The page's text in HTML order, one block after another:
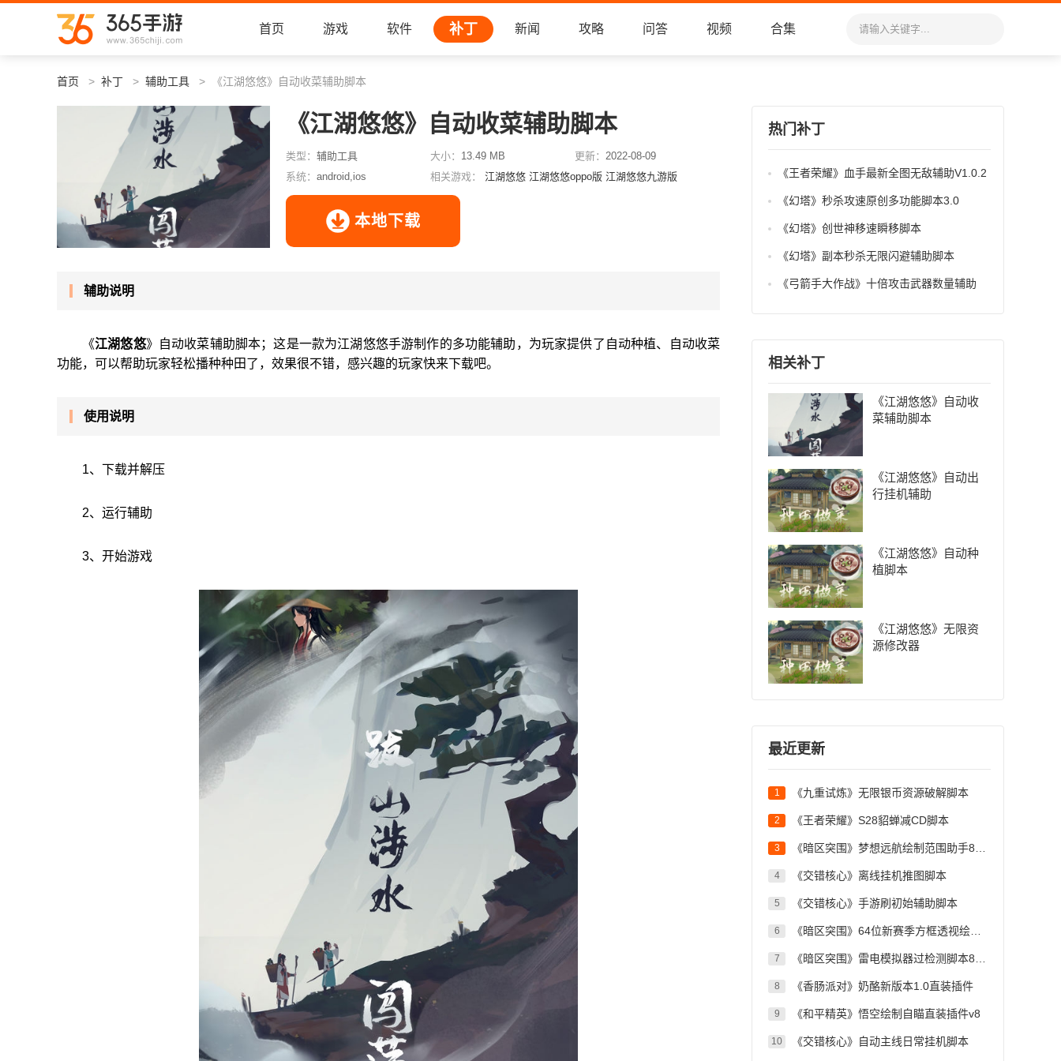
首页 游戏 软件 补丁 新闻 攻略 问答 视频 合集
首页 补丁 辅助工具 《江湖悠悠》自动收菜辅助脚本
《江湖悠悠》自动收菜辅助脚本
类型： 辅助工具 大小： 13.49 MB 更新： 2022-08-09
系统： android,ios 相关游戏： 江湖悠悠 江湖悠悠oppo版 江湖悠悠九游版
本地下载
辅助说明
《江湖悠悠》自动收菜辅助脚本；这是一款为江湖悠悠手游制作的多功能辅助，为玩家提供了自动种植、自动收菜
功能，可以帮助玩家轻松播种种田了，效果很不错，感兴趣的玩家快来下载吧。
使用说明
1、下载并解压
2、运行辅助
3、开始游戏
热门补丁
《王者荣耀》血手最新全图无敌辅助V1.0.2
《幻塔》秒杀攻速原创多功能脚本3.0
《幻塔》创世神移速瞬移脚本
《幻塔》副本秒杀无限闪避辅助脚本
《弓箭手大作战》十倍攻击武器数量辅助
相关补丁
《江湖悠悠》自动收
菜辅助脚本
《江湖悠悠》自动出
行挂机辅助
《江湖悠悠》自动种
植脚本
《江湖悠悠》无限资
源修改器
最近更新
1 《九重试炼》无限银币资源破解脚本
2 《王者荣耀》S28貂蝉减CD脚本
3
4 《交错核心》离线挂机推图脚本
5 《交错核心》手游刷初始辅助脚本
6
7
8 《香肠派对》奶酪新版本1.0直装插件
9 《和平精英》悟空绘制自瞄直装插件v8
10 《交错核心》自动主线日常挂机脚本